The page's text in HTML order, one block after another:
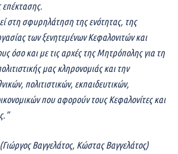
στη σφυρηλάτηση της ενότητας, της
των ξενητεμένων Κεφαλονιτών και
όσο και με τις αρχές της Μητρόπολης για τη
μας κληρονομιάς και την
πολιτιστικών, εκπαιδευτικών,
που αφορούν τους Κεφαλονίτες και
Βαγγελάτος, Κώστας Βαγγελάτος)